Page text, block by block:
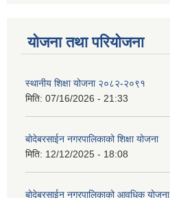
योजना तथा परियोजना
स्थानीय शिक्षा योजना २०८२-२०९१
मिति: 07/16/2026 - 21:33
बोदेबरसाईन नगरपालिकाको शिक्षा योजना
मिति: 12/12/2025 - 18:08
बोदेबरसाईन नगरपालिकाको आवधिक